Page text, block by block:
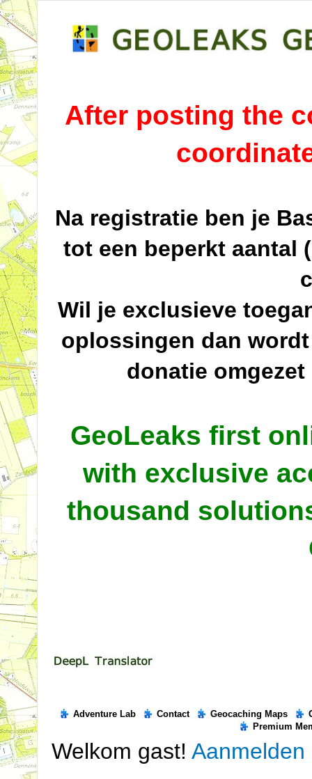
After posting the
Na registratie ben je
tot een beperkt aantal
Wil je exclusieve
oplossingen dan
donatie omgezet
GeoLeaks first
with exclusive
thousand
Adventure Lab Contact Geocaching Maps
Premium
Welkom gast! Aanmelden